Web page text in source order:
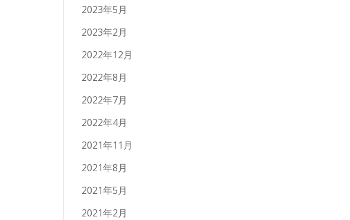
2023年5月
2023年2月
2022年12月
2022年8月
2022年7月
2022年4月
2021年11月
2021年8月
2021年5月
2021年2月